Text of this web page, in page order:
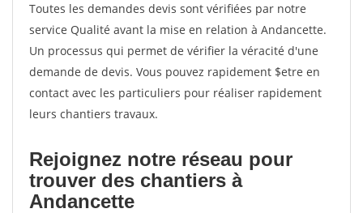
Toutes les demandes devis sont vérifiées par notre
service Qualité avant la mise en relation à Andancette.
Un processus qui permet de vérifier la véracité d'une
demande de devis. Vous pouvez rapidement $etre en
contact avec les particuliers pour réaliser rapidement
leurs chantiers travaux.
Rejoignez notre réseau pour
trouver des chantiers à
Andancette